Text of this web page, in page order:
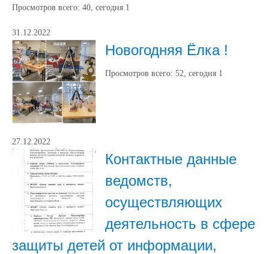
Просмотров всего: 40, сегодня 1
31.12.2022
Новогодняя Ёлка !
Просмотров всего: 52, сегодня 1
27.12.2022
Контактные данные
ведомств,
осуществляющих
деятельность в сфере
защиты детей от информации,